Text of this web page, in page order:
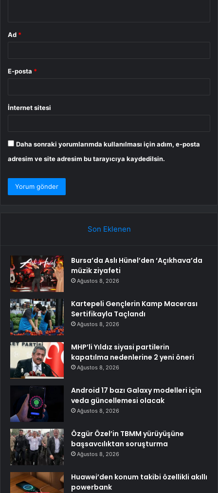
Ad *
E-posta *
İnternet sitesi
Daha sonraki yorumlarımda kullanılması için adım, e-posta
adresim ve site adresim bu tarayıcıya kaydedilsin.
Son Eklenen
Bursa’da Aslı Hünel’den ‘Açıkhava’da
müzik ziyafeti
Ağustos 8, 2026
Kartepeli Gençlerin Kamp Macerası
Sertifikayla Taçlandı
Ağustos 8, 2026
MHP’li Yıldız siyasi partilerin
kapatılma nedenlerine 2 yeni öneri
Ağustos 8, 2026
Android 17 bazı Galaxy modelleri için
veda güncellemesi olacak
Ağustos 8, 2026
Özgür Özel’in TBMM yürüyüşüne
başsavcılıktan soruşturma
Ağustos 8, 2026
Huawei’den konum takibi özellikli akıllı
powerbank